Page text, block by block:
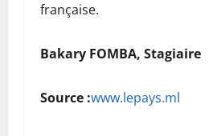
française.
Bakary FOMBA, Stagiaire
Source :www.lepays.ml